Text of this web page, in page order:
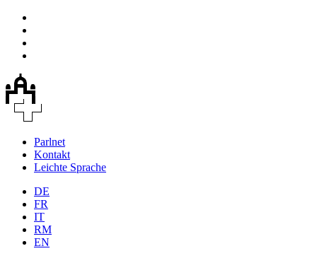
Parlnet
Kontakt
Leichte Sprache
DE
FR
IT
RM
EN